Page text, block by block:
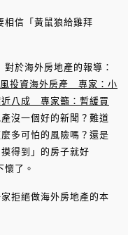
相信「黃鼠狼給雞拜
於海外房地產的報導：
投資海外房產 專家：小
近八成 專家籲：暫緩買
沒一個好的新聞？難道
多可怕的風險嗎？還是
得到」的房子就好
了。
拒絕做海外房地產的本